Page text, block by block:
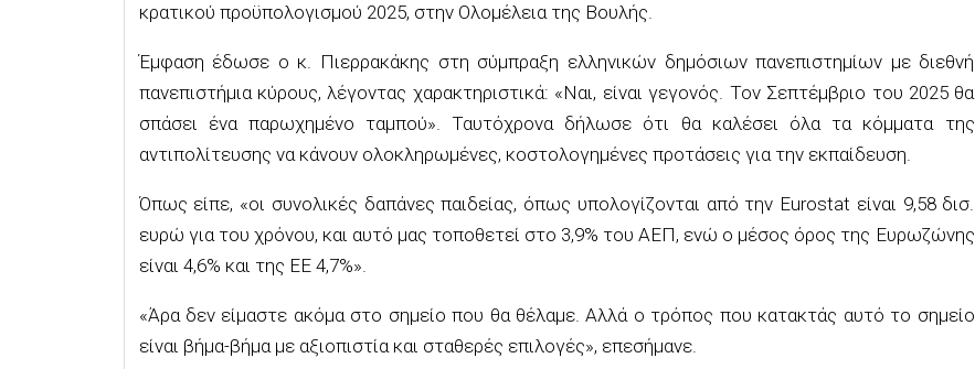
κρατικού προϋπολογισμού 2025, στην Ολομέλεια της Βουλής.
Έμφαση έδωσε ο κ. Πιερρακάκης στη σύμπραξη ελληνικών δημόσιων πανεπιστημίων με διεθνή
πανεπιστήμια κύρους, λέγοντας χαρακτηριστικά: «Ναι, είναι γεγονός. Τον Σεπτέμβριο του 2025 θα
σπάσει ένα παρωχημένο ταμπού». Ταυτόχρονα δήλωσε ότι θα καλέσει όλα τα κόμματα της
αντιπολίτευσης να κάνουν ολοκληρωμένες, κοστολογημένες προτάσεις για την εκπαίδευση.
Όπως είπε, «οι συνολικές δαπάνες παιδείας, όπως υπολογίζονται από την Eurostat είναι 9,58 δισ.
ευρώ για του χρόνου, και αυτό μας τοποθετεί στο 3,9% του ΑΕΠ, ενώ ο μέσος όρος της Ευρωζώνης
είναι 4,6% και της ΕΕ 4,7%».
«Άρα δεν είμαστε ακόμα στο σημείο που θα θέλαμε. Αλλά ο τρόπος που κατακτάς αυτό το σημείο
είναι βήμα-βήμα με αξιοπιστία και σταθερές επιλογές», επεσήμανε.